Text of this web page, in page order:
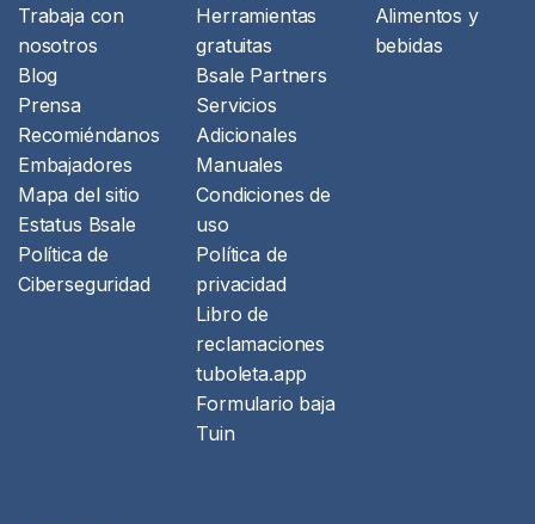
Trabaja con
nosotros
Blog
Prensa
Recomiéndanos
Embajadores
Mapa del sitio
Estatus Bsale
Política de
Ciberseguridad
Herramientas
gratuitas
Bsale Partners
Servicios
Adicionales
Manuales
Condiciones de
uso
Política de
privacidad
Libro de
reclamaciones
tuboleta.app
Formulario baja
Tuin
Alimentos y
bebidas